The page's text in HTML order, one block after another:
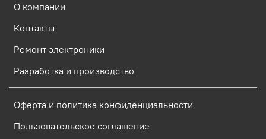
О компании
Контакты
Ремонт электроники
Разработка и производство
Оферта и политика конфиденциальности
Пользовательское соглашение